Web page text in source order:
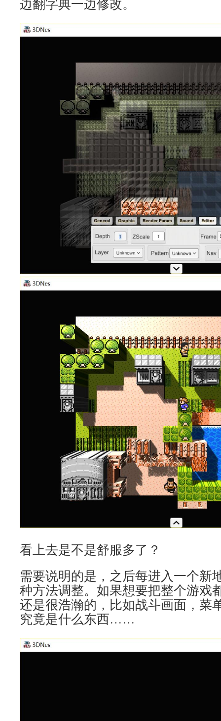
边翻字典一边修改。
看上去是不是舒服多了？
需要说明的是，之后每进入一个新
种方法调整。如果想要把整个游戏
还是很浩瀚的，比如战斗画面，菜
究竟是什么东西……